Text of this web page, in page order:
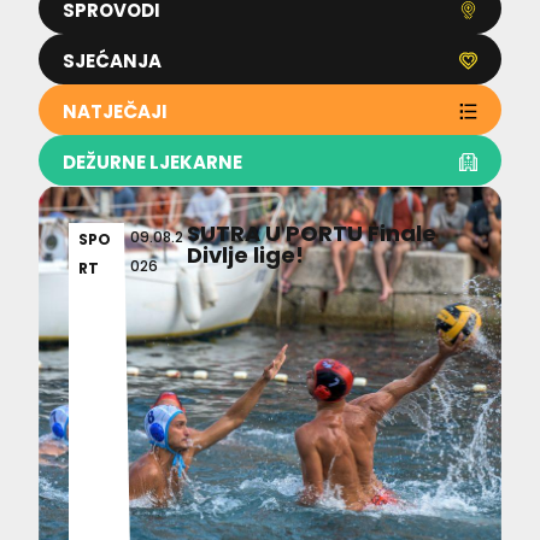
SPROVODI
SJEĆANJA
NATJEČAJI
DEŽURNE LJEKARNE
SPO
RT
09.08.2
026
SUTRA U PORTU Finale
Divlje lige!